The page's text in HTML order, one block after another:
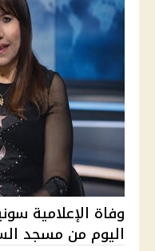
وفاة الإعلامية
اليوم من مسجد